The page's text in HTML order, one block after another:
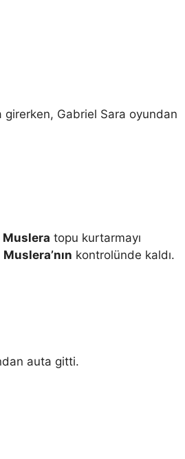
girerken, Gabriel Sara oyundan
Muslera topu kurtarmayı
Muslera’nın kontrolünde kaldı.
auta gitti.